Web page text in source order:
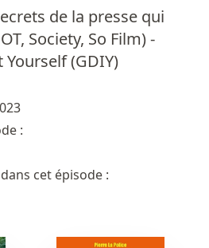
de la presse qui
Society, So Film) -
(GDIY)
:
cet épisode :